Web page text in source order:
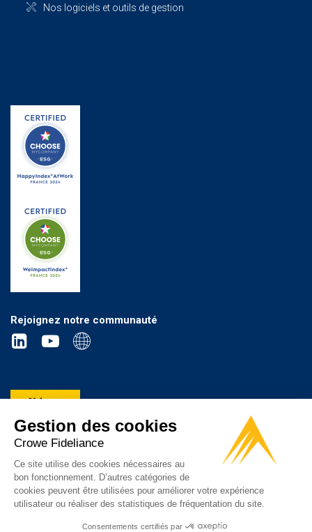
Nos logiciels et outils de gestion
Rejoignez notre communauté
Gestion des cookies
Crowe Fideliance
Ce site utilise des cookies nécessaires au
bon fonctionnement. D’autres catégories de
cookies peuvent être utilisées pour améliorer votre expérience
utilisateur ou réaliser des statistiques de fréquentation du site.
Consentements certifiés par